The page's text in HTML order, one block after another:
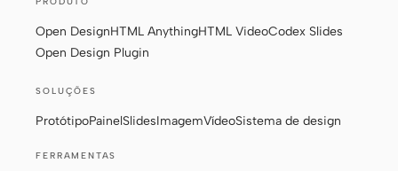
Screenshot para código
Modelos
Open DesignHTML AnythingHTML VideoCodex Slides
Open Design Plugin
SOLUÇÕES
ProtótipoPainelSlidesImagemVídeoSistema de design
FERRAMENTAS